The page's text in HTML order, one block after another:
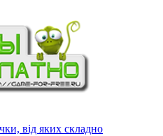
від яких складно